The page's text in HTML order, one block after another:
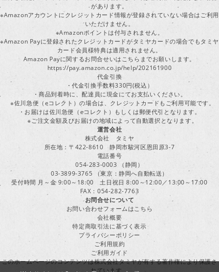
があります。
※Amazonアカウントにクレジットカード情報が登録されていない場合はご利用
いただけません。
※Amazonポイントは付与されません。
※Amazon Payに登録されたクレジットカードがタミヤカードの場合でもタミヤ
カード会員様特典は適用されません。
Amazon Payに関するお問合せいはこちらまでお願いします。
https://pay.amazon.co.jp/help/202161900
代金引換
・代金引換手数料330円(税込）
・商品到着時に、配達員に現金にてお支払いください。
※佐川急便（eコレクト）の場合は、クレジットカードもご利用可能です。
・お届けは佐川急便（eコレクト）もしくは郵便代引となります。
※ご注文金額及びお届けの地域によって自動選択となります。
運営会社
株式会社 タミヤ
所在地：〒422-8610 静岡市駿河区恩田原3-7
電話番号
054-283-0003 （静岡）
03-3899-3765 （東京：静岡へ自動転送）
受付時間 月～金 9:00～18:00 土日祝日 8:00～12:00／13:00～17:00
FAX：054-282-7763
お問合せについて
お問い合わせフォームはこちら
会社概要
特定商取引法に基づく表示
プライバシーポリシー
ご利用規約
ご利用ガイド
このホームページのコンテンツは株式会社タミヤが有する著作権により保護さ
れています。